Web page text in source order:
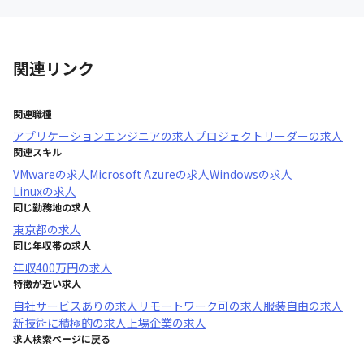
関連リンク
関連職種
アプリケーションエンジニアの求人プロジェクトリーダーの求人
関連スキル
VMwareの求人Microsoft Azureの求人Windowsの求人
Linuxの求人
同じ勤務地の求人
東京都の求人
同じ年収帯の求人
年収400万円の求人
特徴が近い求人
自社サービスあり の求人 リモートワーク可の求人服装自由の求人
新技術に積極的の求人上場企業の求人
求人検索ページに戻る